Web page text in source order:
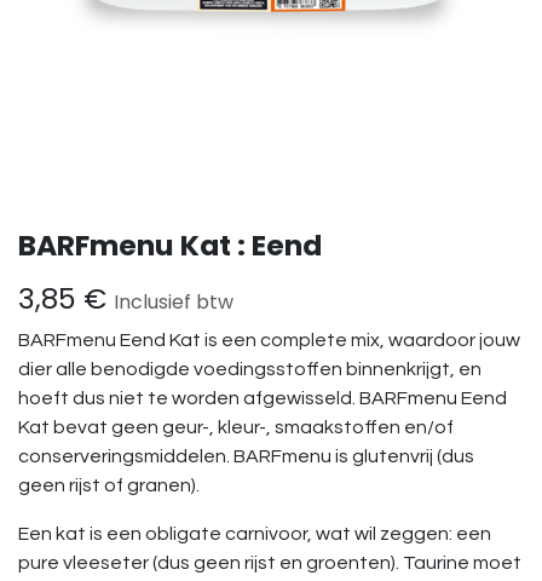
BARFmenu Kat : Eend
3,85 € Inclusief btw
BARFmenu Eend Kat is een complete mix, waardoor jouw
dier alle benodigde voedingsstoffen binnenkrijgt, en
hoeft dus niet te worden afgewisseld. BARFmenu Eend
Kat bevat geen geur-, kleur-, smaakstoffen en/of
conserveringsmiddelen. BARFmenu is glutenvrij (dus
geen rijst of granen).
Een kat is een obligate carnivoor, wat wil zeggen: een
pure vleeseter (dus geen rijst en groenten). Taurine moet